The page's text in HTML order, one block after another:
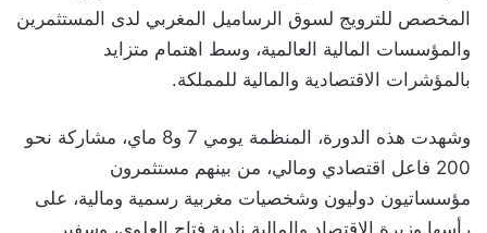
المخصص للترويج لسوق الرساميل المغربي لدى المستثمرين
والمؤسسات المالية العالمية، وسط اهتمام متزايد
بالمؤشرات الاقتصادية والمالية للمملكة.
وشهدت هذه الدورة، المنظمة يومي 7 و8 ماي، مشاركة نحو
200 فاعل اقتصادي ومالي، من بينهم مستثمرون
مؤسساتيون دوليون وشخصيات مغربية رسمية ومالية، على
رأسها وزيرة الاقتصاد والمالية نادية فتاح العلوي، وسفير